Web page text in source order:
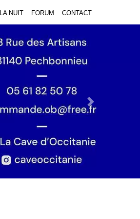
LA NUIT FORUM CONTACT
Next Slide